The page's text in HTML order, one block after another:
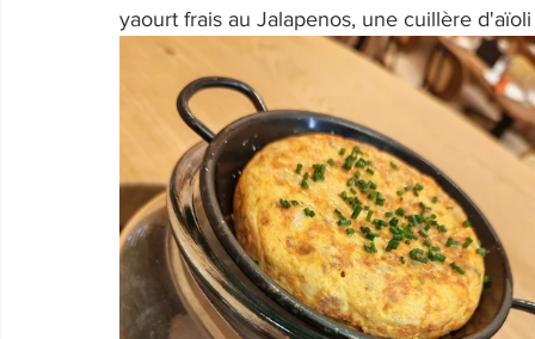
yaourt frais au Jalapenos, une cuillère